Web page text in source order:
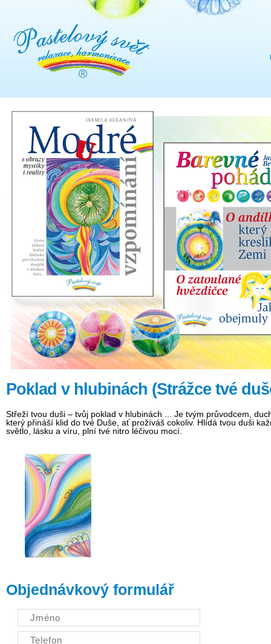
Poklad v hlubinách (Strážce tvé
Střeží tvou duši – tvůj poklad v hlubinách ... Je tvým průvodcem,
který přináší klid do tvé Duše, ať prožíváš cokoliv. Hlídá tvou duši
světlo, lásku a víru, plní tvé nitro léčivou mocí.
Objednávkový formulář